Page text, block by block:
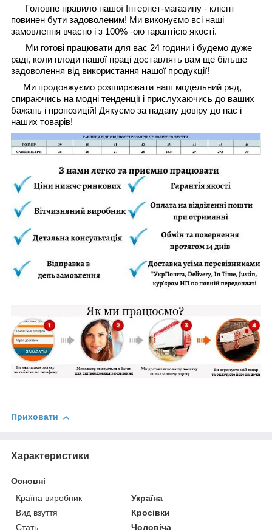
Головне правило нашої Інтернет-магазину - клієнт
повинен бути задоволеним! Ми виконуємо всі наші
замовлення вчасно і з 100% -ою гарантією якості.
Ми готові працювати для вас 24 години і будемо дуже
раді, коли плоди нашої праці доставлять вам ще більше
задоволення від використання нашої продукції!
Ми продовжуємо розширювати наш модельний ряд,
спираючись на модні тенденції і прислухаючись до ваших
бажань і пропозицій! Дякуємо за надану довіру до нас і
наших товарів!
Приховати
Характеристики
Основні
Країна виробник
Україна
Вид взуття
Кросівки
Стать
Чоловіча